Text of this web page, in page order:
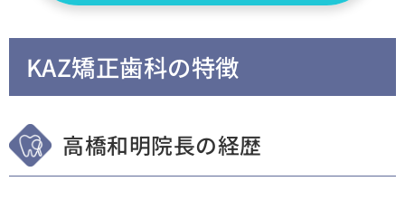
KAZ矯正歯科の特徴
高橋和明院長の経歴